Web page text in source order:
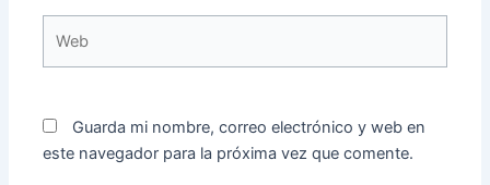
Guarda mi nombre, correo electrónico y web en
este navegador para la próxima vez que comente.